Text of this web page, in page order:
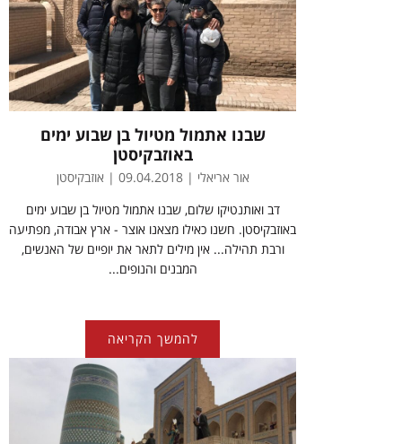
שבנו אתמול מטיול בן שבוע ימים
באוזבקיסטן
אור אריאלי | 09.04.2018 | אוזבקיסטן
דב ואותנטיקו שלום, שבנו אתמול מטיול בן שבוע ימים
באוזבקיסטן. חשנו כאילו מצאנו אוצר - ארץ אבודה, מפתיעה
ורבת תהילה... אין מילים לתאר את יופיים של האנשים,
המבנים והנופים...
להמשך הקריאה